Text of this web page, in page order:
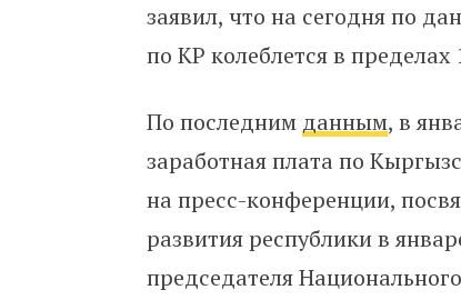
заявил, что на сегодня по
по КР колеблется в пределах
По последним данным, в
заработная плата по
на пресс-конференции,
развития республики в
председателя